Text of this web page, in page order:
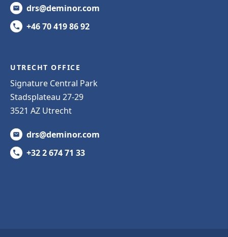
drs@deminor.com
+46 70 419 86 92
UTRECHT OFFICE
Signature Central Park
Stadsplateau 27-29
3521 AZ Utrecht
drs@deminor.com
+32 2 674 71 33